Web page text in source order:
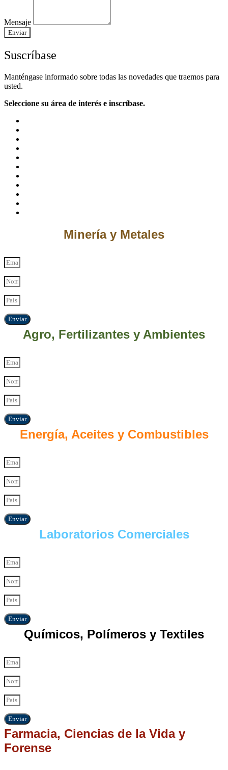
Mensaje
Enviar
Suscríbase
Manténgase informado sobre todas las novedades que traemos para
usted.
Seleccione su área de interés e inscríbase.
Minería y Metales
Enviar
Agro, Fertilizantes y Ambientes
Enviar
Energía, Aceites y Combustibles
Enviar
Laboratorios Comerciales
Enviar
Químicos, Polímeros y Textiles
Enviar
Farmacia, Ciencias de la Vida y
Forense